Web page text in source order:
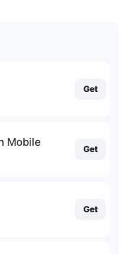
Get
Mobile
Get
Get